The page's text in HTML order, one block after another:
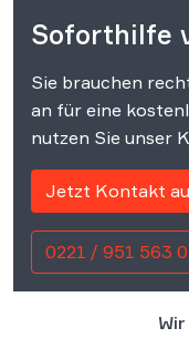
Soforthilfe
Sie brauchen
an für eine
nutzen Sie unser
Jetzt Kontakt
0221 / 951 563 0